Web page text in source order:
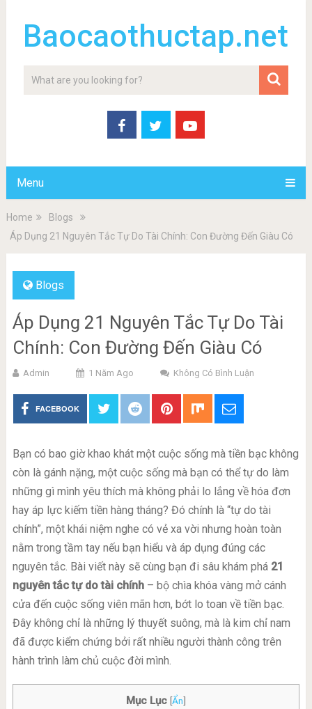
Baocaothuctap.net
Menu
Home
Blogs
Áp Dụng 21 Nguyên Tắc Tự Do Tài Chính: Con Đường Đến Giàu Có
Blogs
Áp Dụng 21 Nguyên Tắc Tự Do Tài
Chính: Con Đường Đến Giàu Có
Admin 1 Năm Ago Không Có Bình Luận
FACEBOOK
Bạn có bao giờ khao khát một cuộc sống mà tiền bạc không
còn là gánh nặng, một cuộc sống mà bạn có thể tự do làm
những gì mình yêu thích mà không phải lo lắng về hóa đơn
hay áp lực kiếm tiền hàng tháng? Đó chính là “tự do tài
chính”, một khái niệm nghe có vẻ xa vời nhưng hoàn toàn
nằm trong tầm tay nếu bạn hiểu và áp dụng đúng các
nguyên tắc. Bài viết này sẽ cùng bạn đi sâu khám phá 21
nguyên tắc tự do tài chính– bộ chìa khóa vàng mở cánh
cửa đến cuộc sống viên mãn hơn, bớt lo toan về tiền bạc.
Đây không chỉ là những lý thuyết suông, mà là kim chỉ nam
đã được kiểm chứng bởi rất nhiều người thành công trên
hành trình làm chủ cuộc đời mình.
Mục Lục [Ẩn]